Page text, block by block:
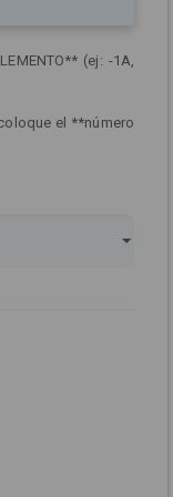
(ej: -1A,
el **número